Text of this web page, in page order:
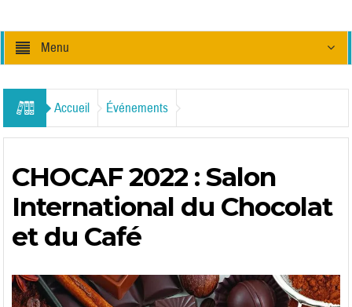
Menu
Accueil Événements
CHOCAF 2022 : Salon
International du Chocolat
et du Café